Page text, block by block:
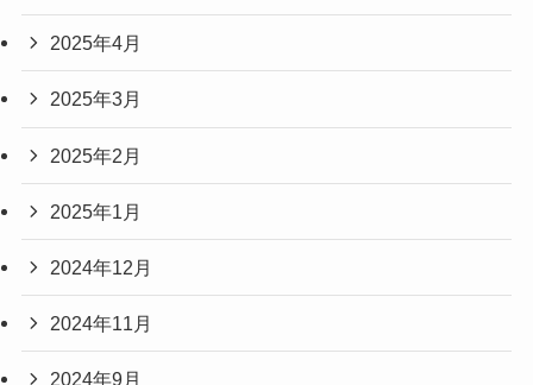
2025年4月
2025年3月
2025年2月
2025年1月
2024年12月
2024年11月
2024年9月